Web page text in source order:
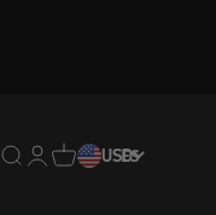
Traducción pendiente:
Traducción
Traducción
USDES